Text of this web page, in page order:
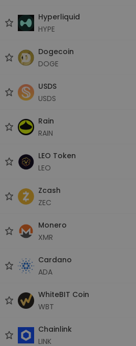
Hyperliquid
HYPE
Dogecoin
DOGE
USDS
USDS
Rain
RAIN
LEO Token
LEO
Zcash
ZEC
Monero
XMR
Cardano
ADA
WhiteBIT Coin
WBT
Chainlink
LINK